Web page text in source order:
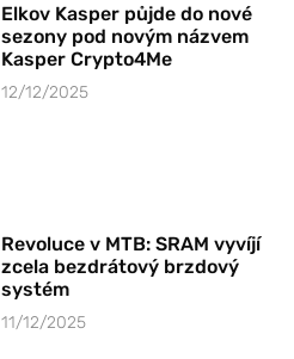
Elkov Kasper půjde do nové
sezony pod novým názvem
Kasper Crypto4Me
12/12/2025
Revoluce v MTB: SRAM vyvíjí
zcela bezdrátový brzdový
systém
11/12/2025